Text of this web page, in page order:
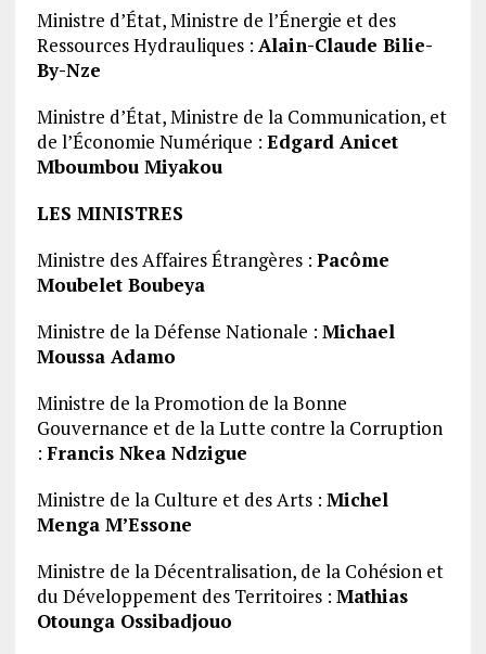
Ministre d’État, Ministre de l’Énergie et des
Ressources Hydrauliques : Alain-Claude Bilie-
By-Nze
Ministre d’État, Ministre de la Communication, et
de l’Économie Numérique : Edgard Anicet
Mboumbou Miyakou
LES MINISTRES
Ministre des Affaires Étrangères : Pacôme
Moubelet Boubeya
Ministre de la Défense Nationale : Michael
Moussa Adamo
Ministre de la Promotion de la Bonne
Gouvernance et de la Lutte contre la Corruption
: Francis Nkea Ndzigue
Ministre de la Culture et des Arts : Michel
Menga M’Essone
Ministre de la Décentralisation, de la Cohésion et
du Développement des Territoires : Mathias
Otounga Ossibadjouo